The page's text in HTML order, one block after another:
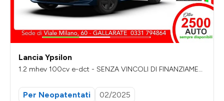
Lancia Ypsilon
1.2 mhev 100cv e-dct - SENZA VINCOLI DI FINANZIAMEN
Per Neopatentati
02/2025